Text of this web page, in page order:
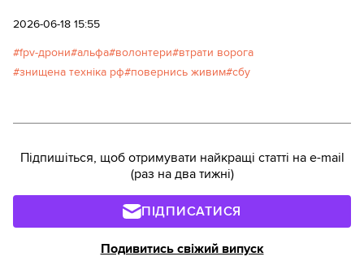
2026-06-18 15:55
fpv-дрони альфа волонтери втрати ворога
знищена техніка рф повернись живим сбу
Підпишіться, щоб отримувати найкращі статті на e-mail
(раз на два тижні)
ПІДПИСАТИСЯ
Подивитись свіжий випуск